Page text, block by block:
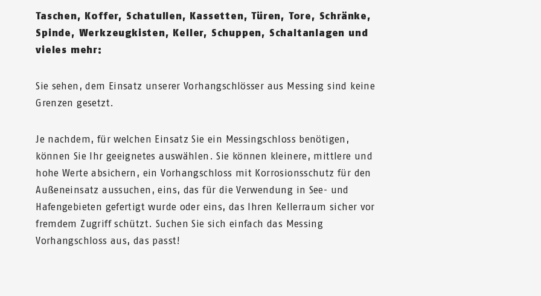
Taschen, Koffer, Schatullen, Kassetten, Türen, Tore, Schränke,
Spinde, Werkzeugkisten, Keller, Schuppen, Schaltanlagen und
vieles mehr:
Sie sehen, dem Einsatz unserer Vorhangschlösser aus Messing sind keine
Grenzen gesetzt.
Je nachdem, für welchen Einsatz Sie ein Messingschloss benötigen,
können Sie Ihr geeignetes auswählen. Sie können kleinere, mittlere und
hohe Werte absichern, ein Vorhangschloss mit Korrosionsschutz für den
Außeneinsatz aussuchen, eins, das für die Verwendung in See- und
Hafengebieten gefertigt wurde oder eins, das Ihren Kellerraum sicher vor
fremdem Zugriff schützt. Suchen Sie sich einfach das Messing
Vorhangschloss aus, das passt!